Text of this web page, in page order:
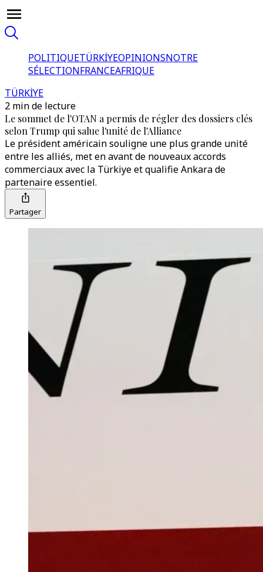
POLITIQUETÜRKİYEOPINIONSNOTRE
SÉLECTIONFRANCEAFRIQUE
TÜRKİYE
2 min de lecture
Le sommet de l'OTAN a permis de régler des dossiers clés
selon Trump qui salue l'unité de l'Alliance
Le président américain souligne une plus grande unité
entre les alliés, met en avant de nouveaux accords
commerciaux avec la Türkiye et qualifie Ankara de
partenaire essentiel.
Partager